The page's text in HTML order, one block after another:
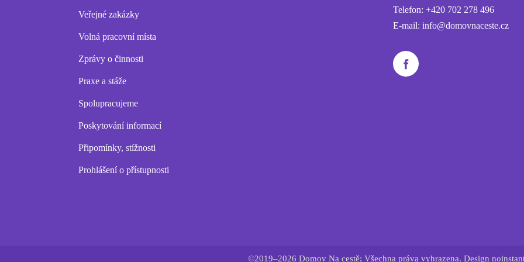
Veřejné zakázky
Volná pracovní místa
Zprávy o činnosti
Praxe a stáže
Spolupracujeme
Poskytování informací
Připomínky, stížnosti
Prohlášení o přístupnosti
Telefon: +420 702 278 496
E-mail: info@domovnaceste.cz
©2019–2026 Domov Na cestě; Všechna práva vyhrazena. Design